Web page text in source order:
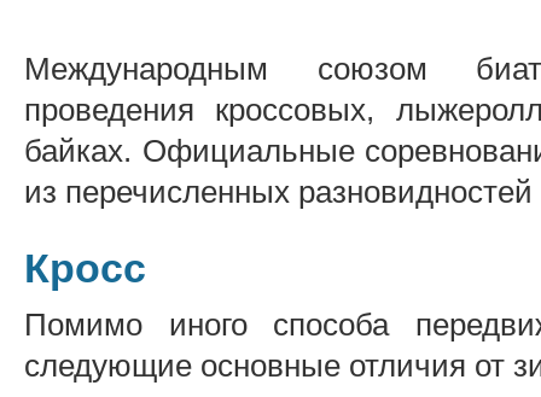
Международным союзом
проведения кроссовых,
байках. Официальные
из перечисленных разновидностей
Кросс
Помимо иного способа
следующие основные отличия от